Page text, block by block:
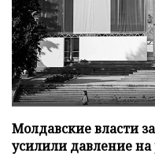
Молдавские власти
усилили давление